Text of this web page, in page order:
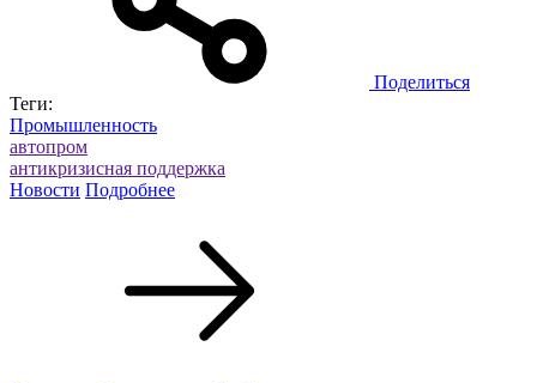
Поделиться
Теги:
Промышленность
автопром
антикризисная поддержка
Новости Подробнее